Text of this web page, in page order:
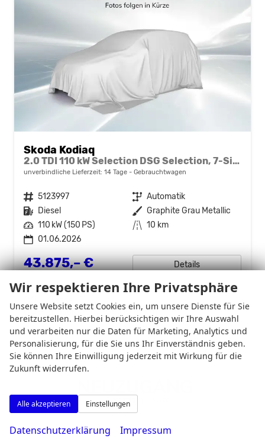
Skoda Kodiaq
2.0 TDI 110 kW Selection DSG Selection, 7-Sitzer, AHK, Navi, Side, Kamera, Winter, 4 J.-Garantie
unverbindliche Lieferzeit: 14 Tage Gebrauchtwagen
Fahrzeugnr. 5123997 Getriebe Automatik
Kraftstoff Diesel Außenfarbe Graphite Grau Metallic
Leistung 110 kW (150 PS) Kilometerstand 10 km
01.06.2026
43.875,– € Details
Verbrauch kombiniert:6,40 l/100km
2
CO -Emissionen:168,00 g/km
Wir respektieren Ihre Privatsphäre
Unsere Website setzt Cookies ein, um unsere Dienste für Sie
bereitzustellen. Hierbei berücksichtigen wir Ihre Auswahl
und verarbeiten nur die Daten für Marketing, Analytics und
Personalisierung, für die Sie uns Ihr Einverständnis geben.
Sie können Ihre Einwilligung jederzeit mit Wirkung für die
Zukunft widerrufen.
Alle akzeptieren Einstellungen
Datenschutzerklärung Impressum